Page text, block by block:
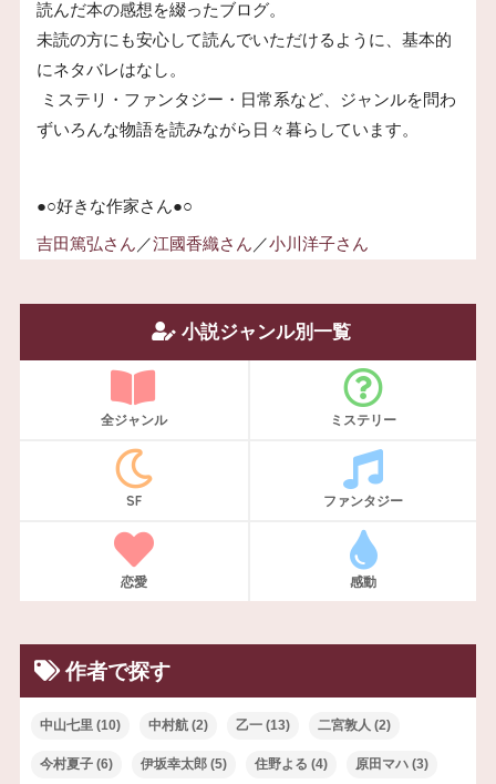
読んだ本の感想を綴ったブログ。
未読の方にも安心して読んでいただけるように、基本的
にネタバレはなし。
ミステリ・ファンタジー・日常系など、ジャンルを問わ
ずいろんな物語を読みながら日々暮らしています。
●○好きな作家さん●○
吉田篤弘さん／江國香織さん／小川洋子さん
小説ジャンル別一覧
全ジャンル ミステリー
SF ファンタジー
恋愛 感動
作者で探す
中山七里(10) 中村航(2) 乙一(13) 二宮敦人 (2)
今村夏子(6) 伊坂幸太郎(5) 住野よる (4) 原田マハ(3)